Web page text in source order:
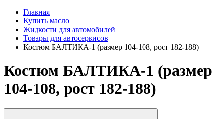
Главная
Купить масло
Жидкости для автомобилей
Товары для автосервисов
Костюм БАЛТИКА-1 (размер 104-108, рост 182-188)
Костюм БАЛТИКА-1 (размер
104-108, рост 182-188)